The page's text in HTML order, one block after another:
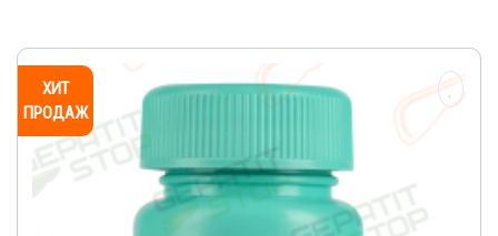
ХИТ
ПРОДАЖ